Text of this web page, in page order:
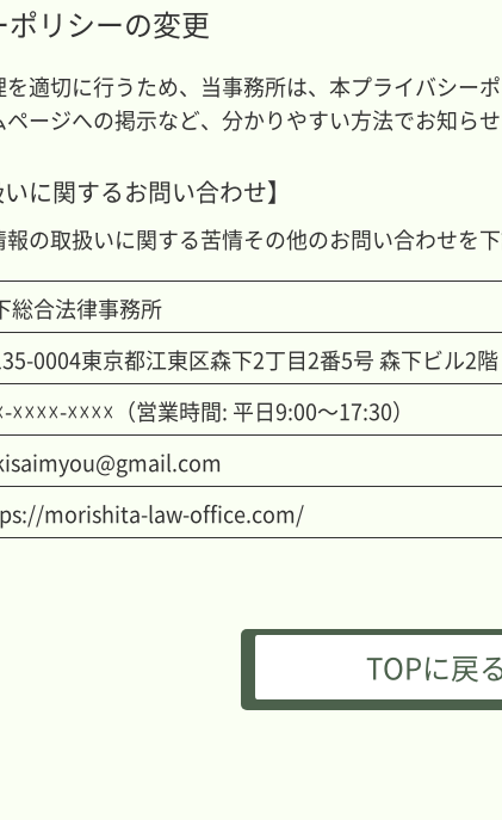
リシーの変更
適切に行うため、当事務所は、本プライバシー
ージへの掲示など、分かりやすい方法でお知らせ
に関するお問い合わせ】
の取扱いに関する苦情その他のお問い合わせを
総合法律事務所
0004東京都江東区森下2丁目2番5号 森下ビル2階
☓☓☓☓-☓☓☓☓ （営業時間: 平日9:00～17:30）
morishita-law-office.com/
TOPに戻